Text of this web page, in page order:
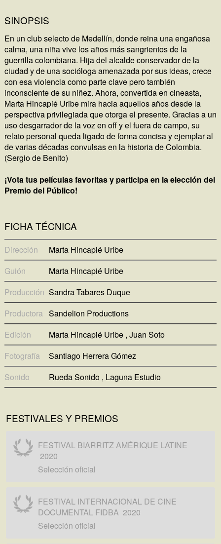
SINOPSIS
En un club selecto de Medellín, donde reina una engañosa
calma, una niña vive los años más sangrientos de la
guerrilla colombiana. Hija del alcalde conservador de la
ciudad y de una socióloga amenazada por sus ideas, crece
con esa violencia como parte clave pero también
inconsciente de su niñez. Ahora, convertida en cineasta,
Marta Hincapié Uribe mira hacia aquellos años desde la
perspectiva privilegiada que otorga el presente. Gracias a un
uso desgarrador de la voz en off y el fuera de campo, su
relato personal queda ligado de forma concisa y ejemplar al
de varias décadas convulsas en la historia de Colombia.
(Sergio de Benito)
¡Vota tus películas favoritas y participa en la elección del
Premio del Público!
FICHA TÉCNICA
Dirección
Marta Hincapié Uribe
Guión
Marta Hincapié Uribe
Producción Sandra Tabares Duque
Productora Sandelion Productions
Edición
Marta Hincapié Uribe Juan Soto
Fotografía
Santiago Herrera Gómez
Sonido
Rueda Sonido Laguna Estudio
FESTIVALES Y PREMIOS
FESTIVAL BIARRITZ AMÉRIQUE LATINE
2020
Selección oficial
FESTIVAL INTERNACIONAL DE CINE
DOCUMENTAL FIDBA 2020
Selección oficial